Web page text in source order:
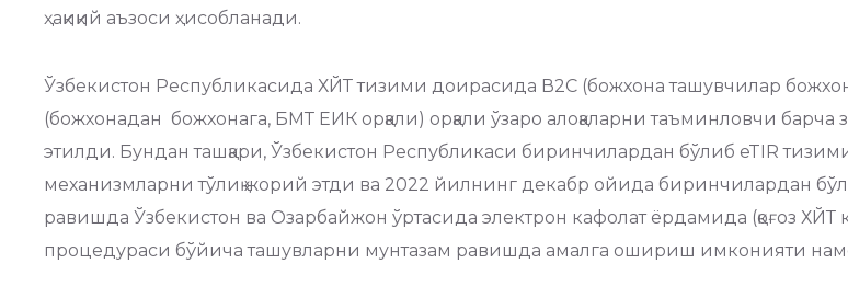
ҳақиқий аъзоси ҳисобланади.
Ўзбекистон Республикасида ХЙТ тизими доирасида В2C (божхона ташувчилар
(божхонадан божхонага, БМТ ЕИК орқали) орқали ўзаро алоқаларни таъминловчи
этилди. Бундан ташқари, Ўзбекистон Республикаси биринчилардан бўлиб eTIR
механизмларни тўлиқ жорий этди ва 2022 йилнинг декабр ойида биринчилардан
равишда Ўзбекистон ва Озарбайжон ўртасида электрон кафолат ёрдамида (қоғоз
процедураси бўйича ташувларни мунтазам равишда амалга ошириш имконияти